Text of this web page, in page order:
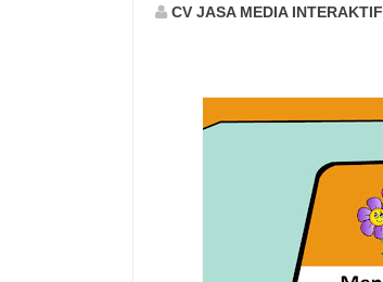
CV JASA MEDIA INTERAKTIF